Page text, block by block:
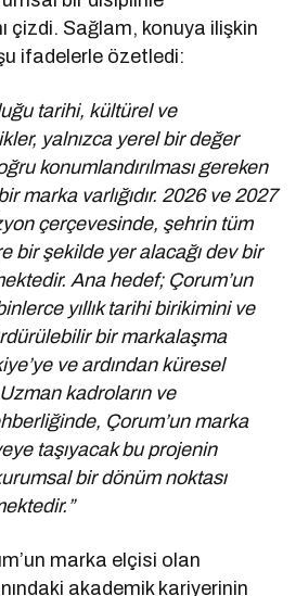
çizdi. Sağlam, konuya ilişkin
ifadelerle özetledi:
tarihi, kültürel ve
yalnızca yerel bir değer
konumlandırılması gereken
marka varlığıdır. 2026 ve 2027
çerçevesinde, şehrin tüm
bir şekilde yer alacağı dev bir
Ana hedef; Çorum’un
yıllık tarihi birikimini ve
bir markalaşma
ve ardından küresel
kadroların ve
Çorum’un marka
taşıyacak bu projenin
bir dönüm noktası
marka elçisi olan
akademik kariyerinin